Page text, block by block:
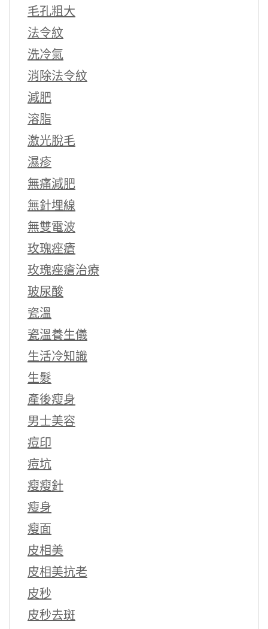
毛孔粗大
法令紋
洗冷氣
消除法令紋
減肥
溶脂
激光脫毛
濕疹
無痛減肥
無針埋線
無雙電波
玫瑰痤瘡
玫瑰痤瘡治療
玻尿酸
瓷溫
瓷溫養生儀
生活冷知識
生髮
產後瘦身
男士美容
痘印
痘坑
瘦瘦針
瘦身
瘦面
皮相美
皮相美抗老
皮秒
皮秒去斑